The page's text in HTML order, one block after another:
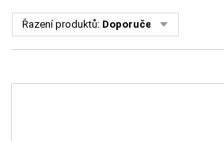
Řazení produktů: Doporučené